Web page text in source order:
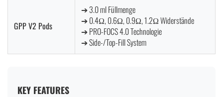
GPP V2 Pods
➔ 3.0 ml Füllmenge
➔ 0.4Ω, 0.6Ω, 0.9Ω, 1.2Ω Widerstände
➔ PRO-FOCS 4.0 Technologie
➔ Side-/Top-Fill System
KEY FEATURES